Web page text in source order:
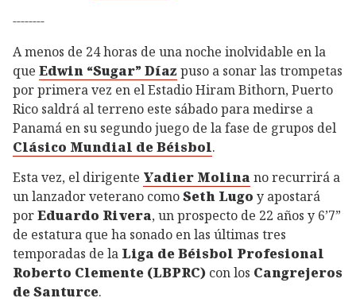
--------
A menos de 24 horas de una noche inolvidable en la
que Edwin “Sugar” Díaz puso a sonar las trompetas
por primera vez en el Estadio Hiram Bithorn, Puerto
Rico saldrá al terreno este sábado para medirse a
Panamá en su segundo juego de la fase de grupos del
Clásico Mundial de Béisbol.
Esta vez, el dirigente Yadier Molina no recurrirá a
un lanzador veterano comoSeth Lugo y apostará
porEduardo Rivera, un prospecto de 22 años y 6’7”
de estatura que ha sonado en las últimas tres
temporadas de la Liga de Béisbol Profesional
Roberto Clemente (LBPRC) con los Cangrejeros
de Santurce.